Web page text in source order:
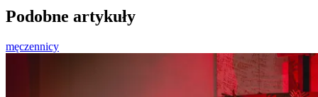
Podobne artykuły
męczennicy